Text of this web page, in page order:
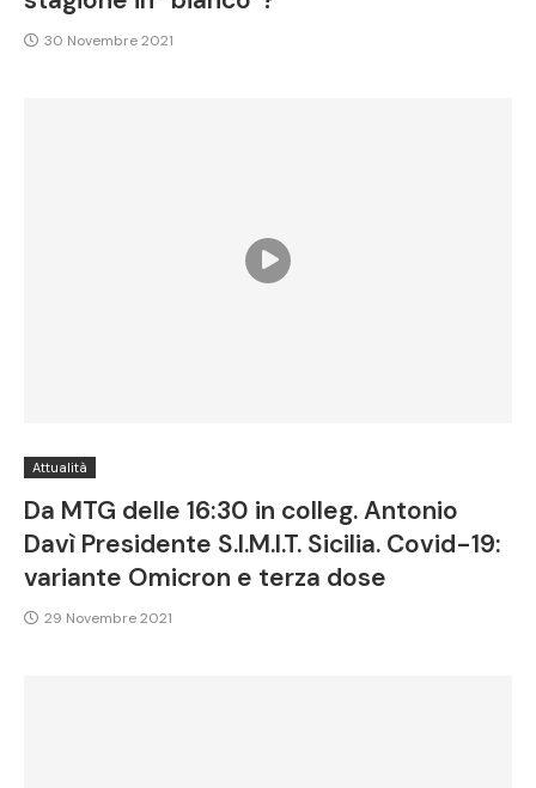
30 Novembre 2021
Attualità
Da MTG delle 16:30 in colleg. Antonio
Davì Presidente S.I.M.I.T. Sicilia. Covid-19:
variante Omicron e terza dose
29 Novembre 2021